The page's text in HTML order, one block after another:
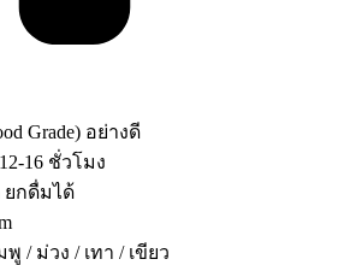
Grade) อย่างดี
16 ชั่วโมง
ยกดื่มได้
/ ม่วง / เทา / เขียว